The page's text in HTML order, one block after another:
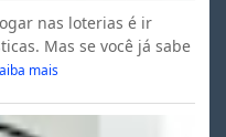
nas loterias é ir
Mas se você já sabe
mais